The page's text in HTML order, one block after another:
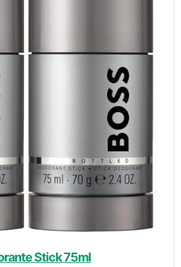
Stick 75ml